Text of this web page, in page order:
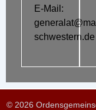
E-Mail:
schwestern.de
© 2026